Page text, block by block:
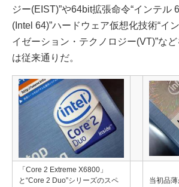
ジー(EIST)”や64bit拡張命令“インテル
(Intel 64)”ハードウェア仮想化技術“イ
イゼーション・テクノロジー(VT)”な
は従来通りだ。
「Core 2 Extreme X6800」
と“Core 2 Duo”シリーズのスペ
当初品